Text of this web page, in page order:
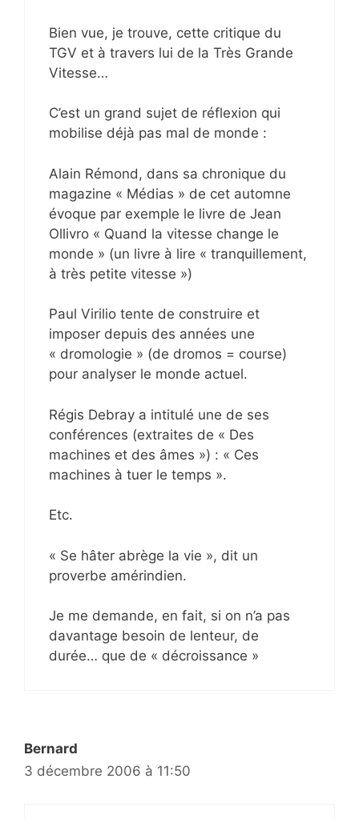
Bien vue, je trouve, cette critique du
TGV et à travers lui de la Très Grande
Vitesse…
C’est un grand sujet de réflexion qui
mobilise déjà pas mal de monde :
Alain Rémond, dans sa chronique du
magazine « Médias » de cet automne
évoque par exemple le livre de Jean
Ollivro « Quand la vitesse change le
monde » (un livre à lire « tranquillement,
à très petite vitesse »)
Paul Virilio tente de construire et
imposer depuis des années une
« dromologie » (de dromos = course)
pour analyser le monde actuel.
Régis Debray a intitulé une de ses
conférences (extraites de « Des
machines et des âmes ») : « Ces
machines à tuer le temps ».
Etc.
« Se hâter abrège la vie », dit un
proverbe amérindien.
Je me demande, en fait, si on n’a pas
davantage besoin de lenteur, de
durée… que de « décroissance »
Bernard
3 décembre 2006 à 11:50